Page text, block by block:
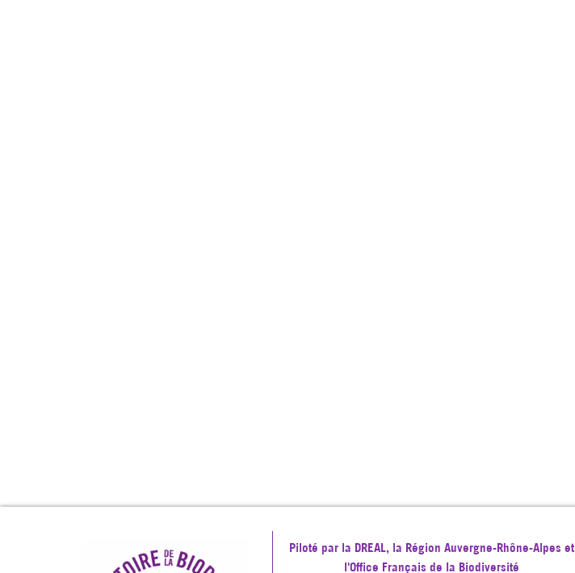
Piloté par la DREAL, la Région Auvergne-Rhône-Alpes et
l'Office Français de la Biodiversité